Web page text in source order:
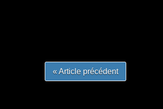
« Article précédent